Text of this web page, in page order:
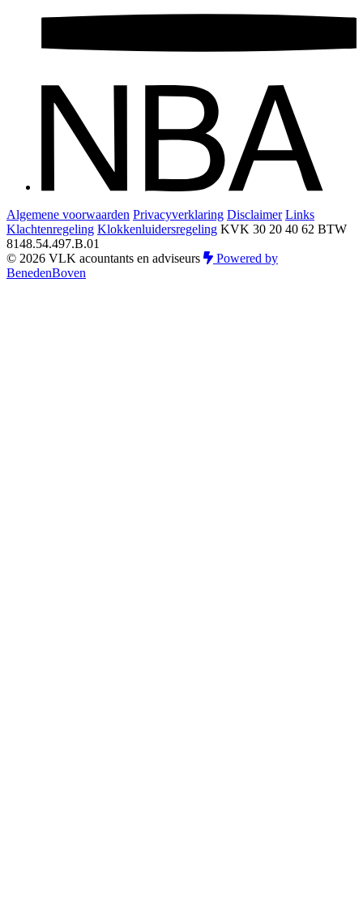
Algemene voorwaarden Privacyverklaring Disclaimer Links
Klachtenregeling Klokkenluidersregeling KVK 30 20 40 62 BTW
8148.54.497.B.01
© 2026 VLK acountants en adviseurs
Powered by
BenedenBoven